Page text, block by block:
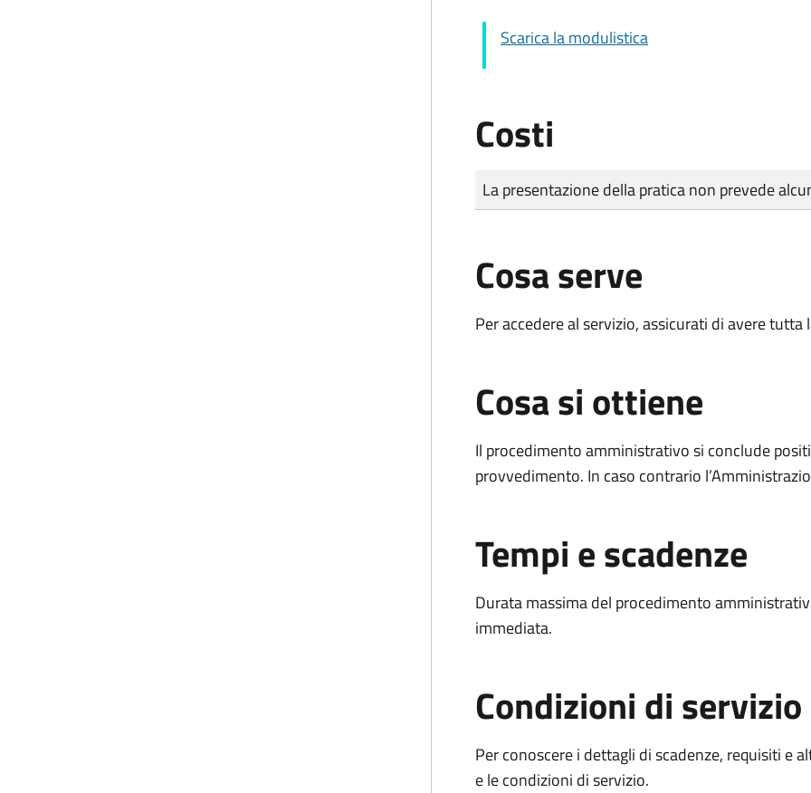
Scarica la modulistica
Costi
Tipo di pagamento
Importo
La presentazione della pratica non prevede
Cosa serve
Per accedere al servizio, assicurati di avere
Cosa si ottiene
Il procedimento amministrativo si conclude
provvedimento. In caso contrario
Tempi e scadenze
Durata massima del procedimento
immediata.
Condizioni di servizio
Per conoscere i dettagli di scadenze, requisiti e
e le condizioni di servizio.